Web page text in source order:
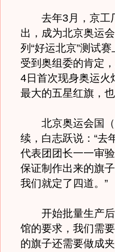
去年3月，京工
出，成为北京奥运
列“好运北京”测试
受到奥组委的肯定
4日首次现身奥运火
最大的五星红旗，
北京奥运会国（
续，白志跃说：“去
代表团团长一一审
保证制作出来的旗
我们就定了四道。”
开始批量生产后
馆的要求，我们需
的旗子还需要做成